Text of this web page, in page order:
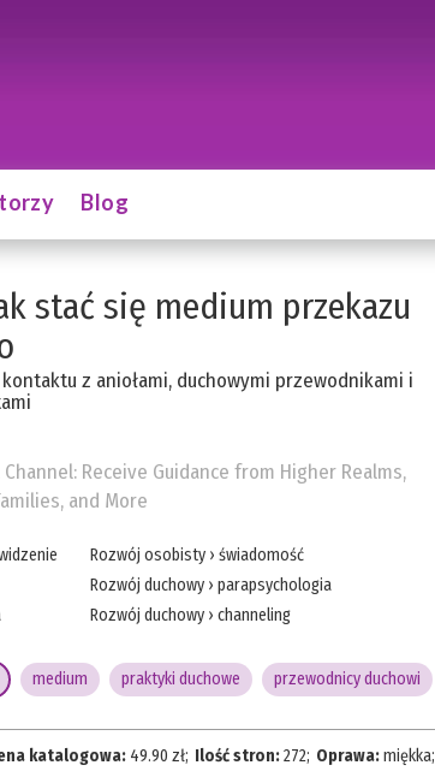
Blog
stać się medium przekazu
z aniołami, duchowymi przewodnikami i
Channel: Receive Guidance from Higher Realms,
and More
Rozwój osobisty› świadomość
Rozwój duchowy› parapsychologia
Rozwój duchowy› channeling
medium praktyki duchowe przewodnicy duchowi
katalogowa: 49.90 zł; Ilość stron:272; Oprawa:miękka;